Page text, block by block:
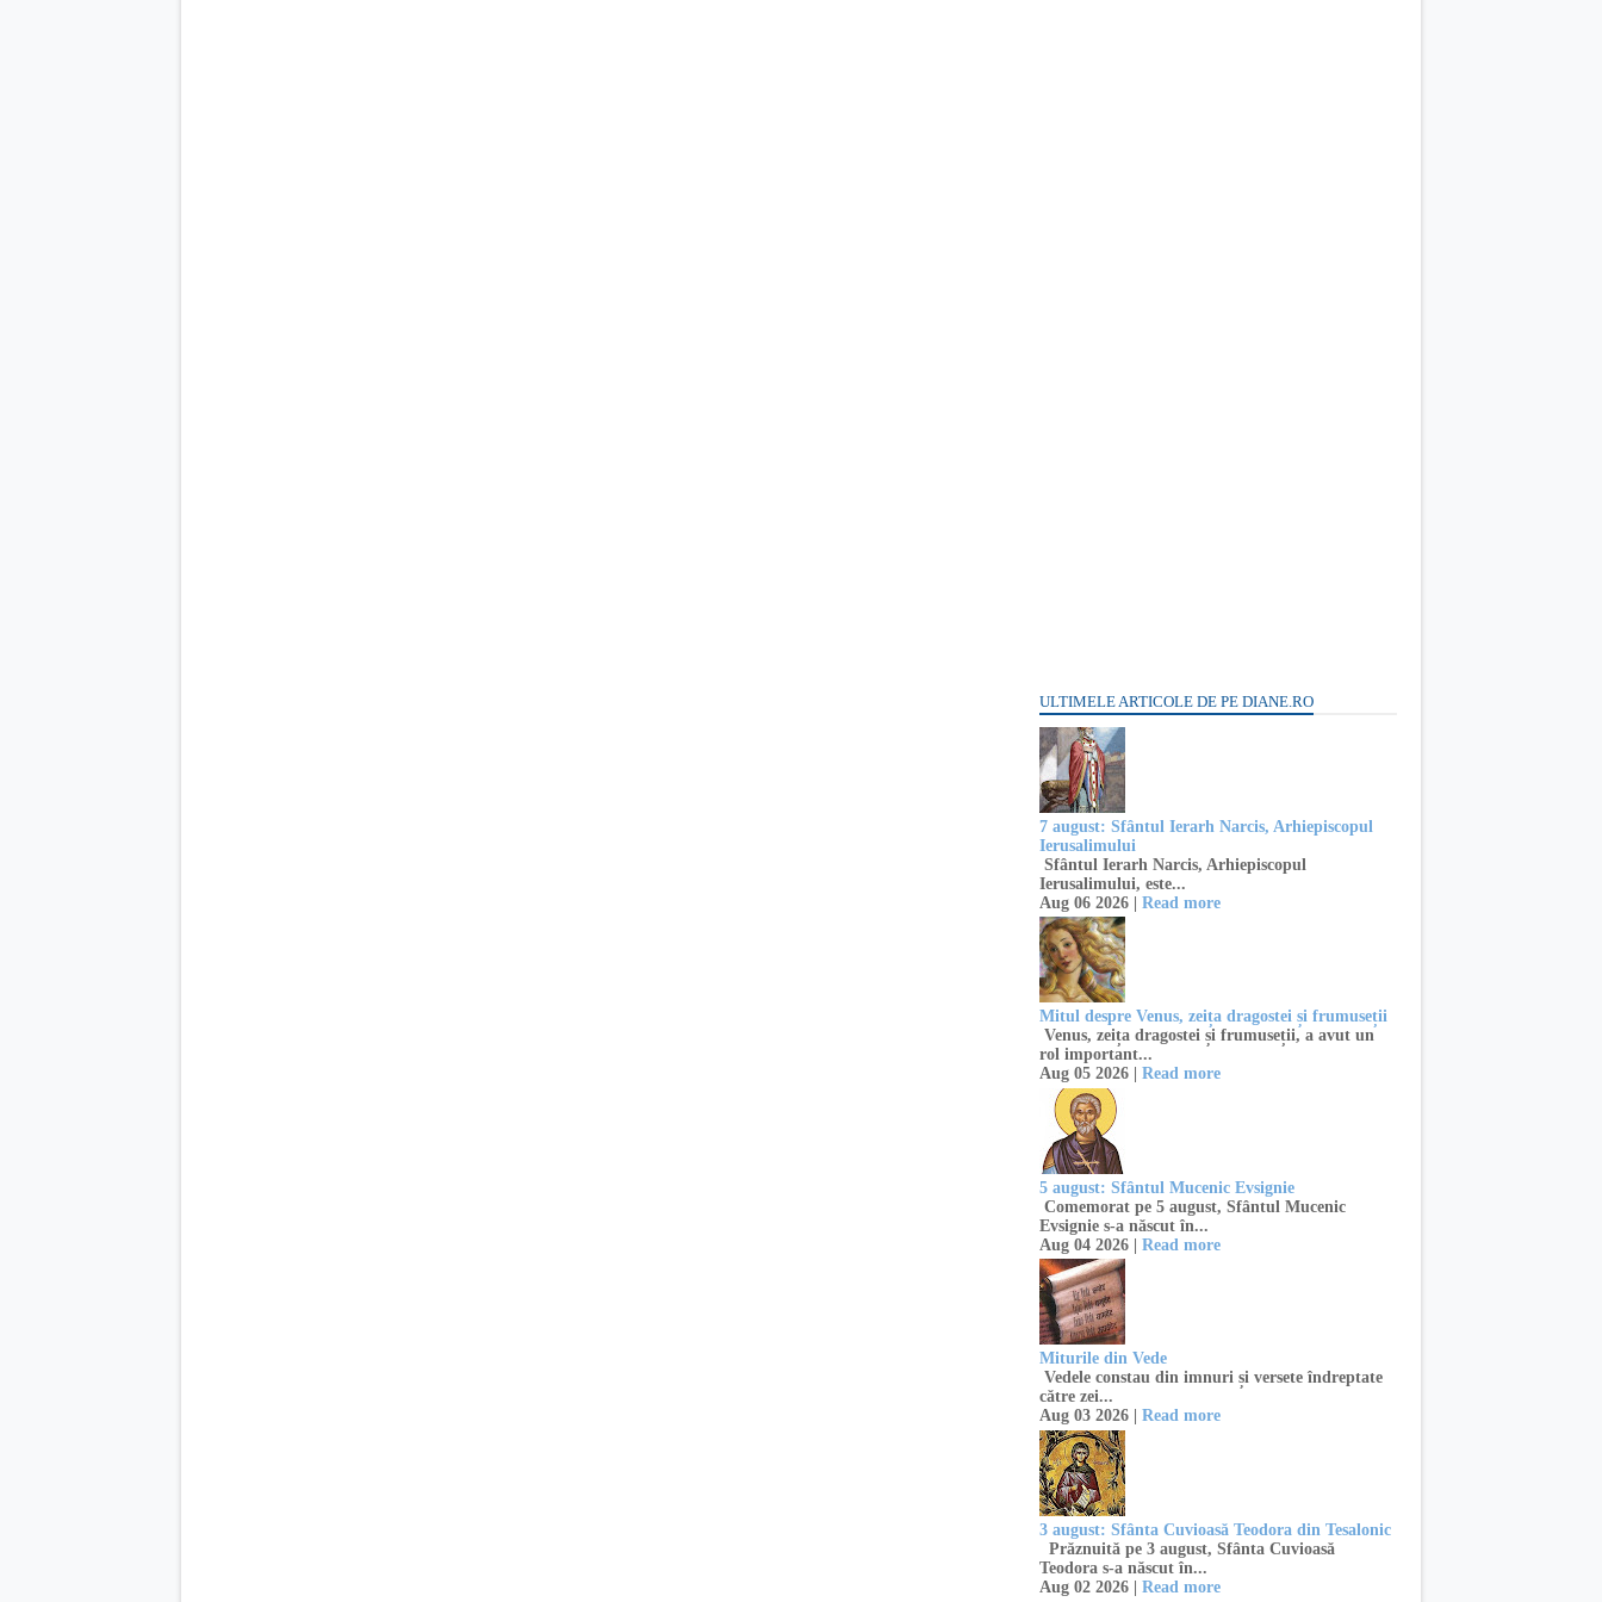
ULTIMELE ARTICOLE DE PE DIANE.RO
7 august: Sfântul Ierarh Narcis, Arhiepiscopul
Ierusalimului
Sfântul Ierarh Narcis, Arhiepiscopul
Ierusalimului, este...
Aug 06 2026 | Read more
Mitul despre Venus, zeița dragostei și frumuseții
Venus, zeița dragostei și frumuseții, a avut un
rol important...
Aug 05 2026 | Read more
5 august: Sfântul Mucenic Evsignie
Comemorat pe 5 august, Sfântul Mucenic
Evsignie s-a născut în...
Aug 04 2026 | Read more
Miturile din Vede
Vedele constau din imnuri și versete îndreptate
către zei...
Aug 03 2026 | Read more
3 august: Sfânta Cuvioasă Teodora din Tesalonic
Prăznuită pe 3 august, Sfânta Cuvioasă
Teodora s-a născut în...
Aug 02 2026 | Read more